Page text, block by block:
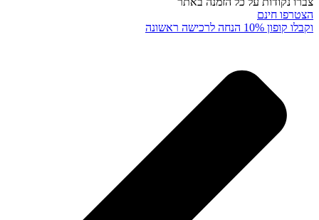
הצטרפו חינם
וקבלו קופון 10% הנחה לרכישה ראשונה